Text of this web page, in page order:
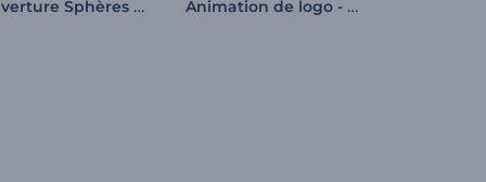
Ouverture Sphères métalliques Animation de logo - Vacances d'été